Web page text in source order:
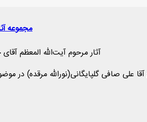
مجموعه
آثار مرحوم آیت‌الله المعظم